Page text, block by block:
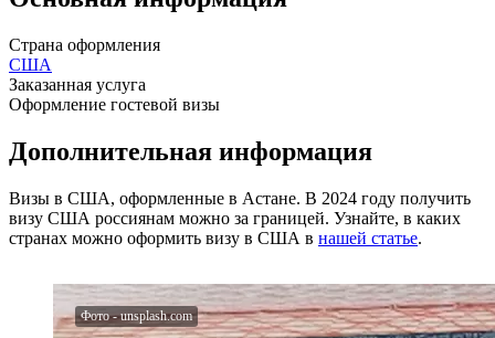
Страна оформления
США
Заказанная услуга
Оформление гостевой визы
Дополнительная информация
Визы в США, оформленные в Астане. В 2024 году получить
визу США россиянам можно за границей. Узнайте, в каких
странах можно оформить визу в США в нашей статье.